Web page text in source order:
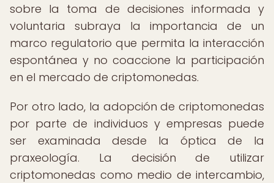
sobre la toma de decisiones informada y
voluntaria subraya la importancia de un
marco regulatorio que permita la interacción
espontánea y no coaccione la participación
en el mercado de criptomonedas.
Por otro lado, la adopción de criptomonedas
por parte de individuos y empresas puede
ser examinada desde la óptica de la
praxeología. La decisión de utilizar
criptomonedas como medio de intercambio,